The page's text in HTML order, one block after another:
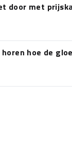
door met
hoe de